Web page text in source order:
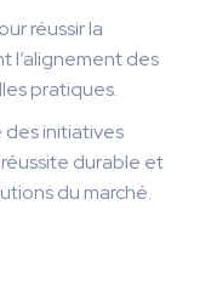
réussir la
l’alignement des
pratiques.
des initiatives
durable et
du marché.